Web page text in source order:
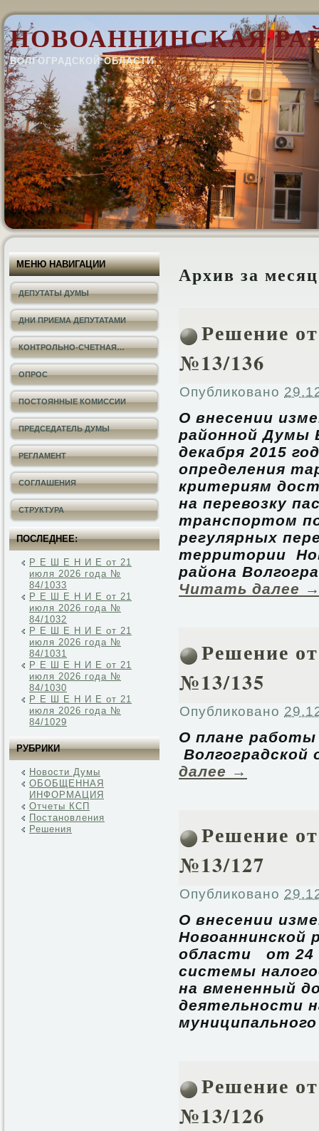
НОВОАННИНСКАЯ
ВОЛГОГРАДСКОЙ ОБЛАСТИ
МЕНЮ НАВИГАЦИИ
ДЕПУТАТЫ ДУМЫ
ДНИ ПРИЕМА ДЕПУТАТАМИ
КОНТРОЛЬНО-СЧЕТНАЯ…
ОПРОС
ПОСТОЯННЫЕ КОМИССИИ
ПРЕДСЕДАТЕЛЬ ДУМЫ
РЕГЛАМЕНТ
СОГЛАШЕНИЯ
СТРУКТУРА
ПОСЛЕДНЕЕ:
Р Е Ш Е Н И Е от 21
июля 2026 года №
84/1033
Р Е Ш Е Н И Е от 21
июля 2026 года №
84/1032
Р Е Ш Е Н И Е от 21
июля 2026 года №
84/1031
Р Е Ш Е Н И Е от 21
июля 2026 года №
84/1030
Р Е Ш Е Н И Е от 21
июля 2026 года №
84/1029
РУБРИКИ
Новости Думы
ОБОБЩЕННАЯ
ИНФОРМАЦИЯ
Отчеты КСП
Постановления
Решения
Архив за
Решение
№13/136
Опубликовано
О внесении
районной Думы
декабря 2015
определения
критериям
на перевозку
транспортом
регулярных
территории
района
Читать далее
Решение
№13/135
Опубликовано
О плане
Волгоградской
далее →
Решение
№13/127
Опубликовано
О внесении
Новоаннинской
области от 24
системы
на вмененный
деятельности
Решение
№13/126